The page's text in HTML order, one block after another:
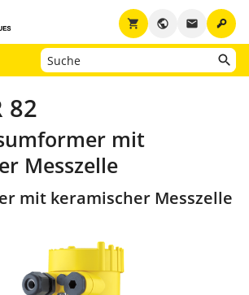
key
email
public
shopping_cart
82
mit
Messzelle
mit keramischer Messzelle